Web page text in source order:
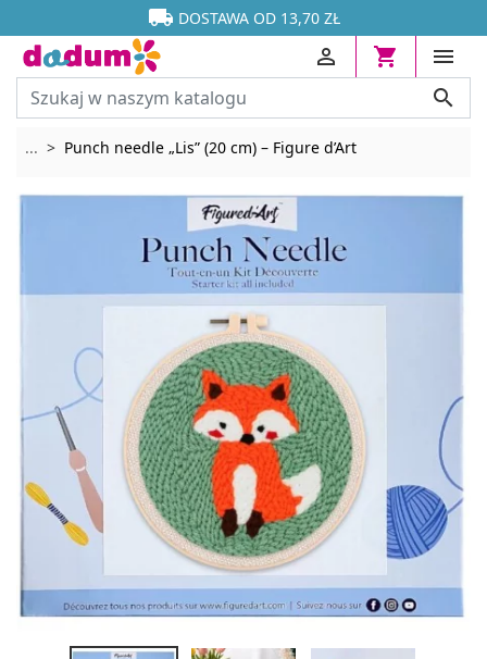

 DOSTAWA OD 13,70 ZŁ






... Rozwiń breadcrumbs
Punch needle „Lis” (20 cm) – Figure d’Art